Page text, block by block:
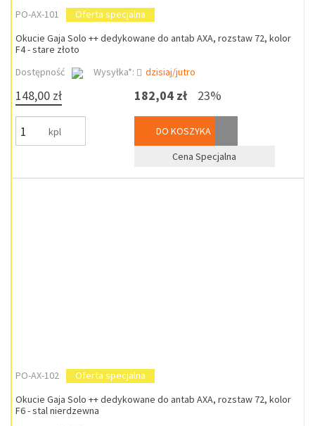
PO-AX-101
Oferta specjalna
Okucie Gaja Solo ++ dedykowane do antab AXA, rozstaw 72, kolor
F4 - stare złoto
Dostępność
Wysyłka*: dzisiaj/jutro
148,00 zł
kpl
182,04 zł 23%
DO KOSZYKA
Cena Specjalna
PO-AX-102
Oferta specjalna
Okucie Gaja Solo ++ dedykowane do antab AXA, rozstaw 72, kolor
F6 - stal nierdzewna